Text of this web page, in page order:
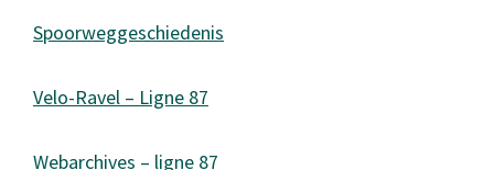
Spoorweggeschiedenis
Velo-Ravel – Ligne 87
Webarchives – ligne 87